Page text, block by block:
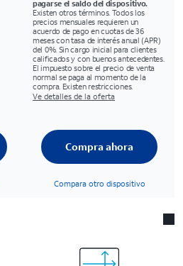
pagarse el saldo del dispositivo.
Existen otros términos. Todos los
precios mensuales requieren un
acuerdo de pago en cuotas de 36
meses con tasa de interés anual (APR)
del 0%. Sin cargo inicial para clientes
calificados y con buenos antecedentes.
El impuesto sobre el precio de venta
normal se paga al momento de la
compra. Existen restricciones.
Ve detalles de la oferta
Compra ahora
Compara otro dispositivo